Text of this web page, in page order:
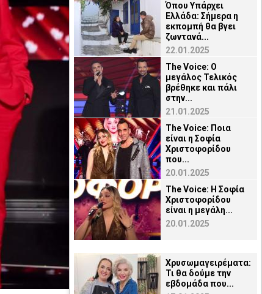
Όπου Υπάρχει
Ελλάδα: Σήμερα η
εκπομπή θα βγει
ζωντανά...
22.01.2025
The Voice: Ο
μεγάλος Τελικός
βρέθηκε και πάλι
στην...
21.01.2025
The Voice: Ποια
είναι η Σοφία
Χριστοφορίδου
που...
20.01.2025
The Voice: Η Σοφία
Χριστοφορίδου
είναι η μεγάλη...
20.01.2025
Χρυσωμαγειρέματα:
Τι θα δούμε την
εβδομάδα που...